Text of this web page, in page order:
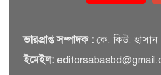
সেমিকন্ডাক্টর
বিশেষ প্রণোদনা
ভারপ্রাপ্ত সম্পাদক : কে. কিউ. হাসান
ইমেইল: